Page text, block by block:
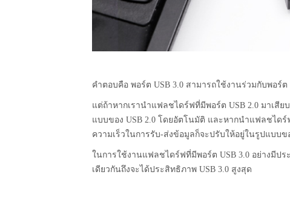
คำตอบคือ พอร์ต USB 3.0 สามารถใช้งานร่วมกับพอร์ต
แต่ถ้าหากเรานำแฟลชไดร์ฟที่มีพอร์ต USB 2.0 มาเสีย
แบบของ USB 2.0 โดยอัตโนมัติ และหากนำแฟลชไดร์
ความเร็วในการรับ-ส่งข้อมูลก็จะปรับให้อยู่ในรูปแบบข
ในการใช้งานแฟลชไดร์ฟที่มีพอร์ต USB 3.0 อย่างมีป
เดียวกันถึงจะได้ประสิทธิภาพ USB 3.0 สูงสุด